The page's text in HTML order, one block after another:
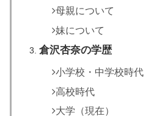
母親について
妹について
倉沢杏奈の学歴
小学校・中学校時代
高校時代
大学（現在）